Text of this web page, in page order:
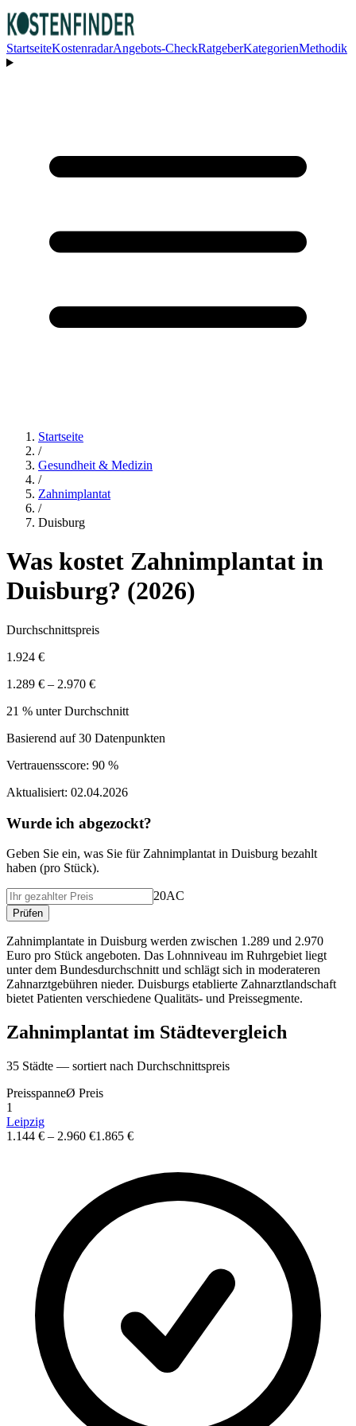
StartseiteKostenradarAngebots-CheckRatgeberKategorienMethodik
Startseite
/
Gesundheit & Medizin
/
Zahnimplantat
/
Duisburg
Was kostet Zahnimplantat in
Duisburg? (2026)
Durchschnittspreis
1.924 €
1.289 € – 2.970 €
21 % unter Durchschnitt
Basierend auf30 Datenpunkten
Vertrauensscore: 90 %
Aktualisiert: 02.04.2026
Wurde ich abgezockt?
Geben Sie ein, was Sie für Zahnimplantat in Duisburg bezahlt
haben (pro Stück).
20AC
Prüfen
Zahnimplantate in Duisburg werden zwischen 1.289 und 2.970
Euro pro Stück angeboten. Das Lohnniveau im Ruhrgebiet liegt
unter dem Bundesdurchschnitt und schlägt sich in moderateren
Zahnarztgebühren nieder. Duisburgs etablierte Zahnarztlandschaft
bietet Patienten verschiedene Qualitäts- und Preissegmente.
Zahnimplantat im Städtevergleich
35 Städte — sortiert nach Durchschnittspreis
PreisspanneØ Preis
1
Leipzig
1.144 € – 2.960 €1.865 €